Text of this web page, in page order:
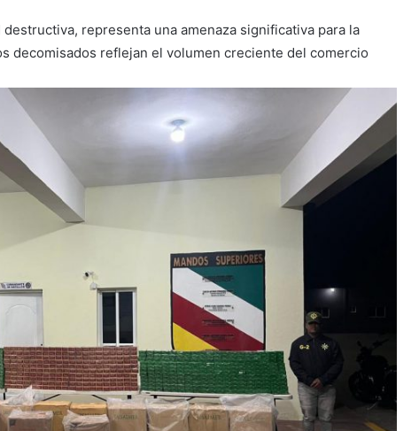
representa una amenaza significativa para la
decomisados reflejan el volumen creciente del comercio